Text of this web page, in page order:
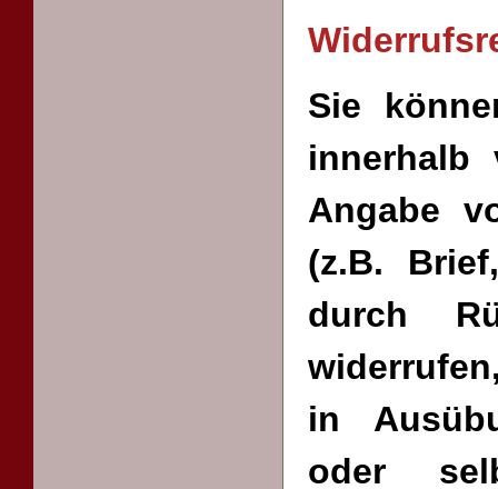
Sie
innerhalb
Angabe
(z.B.
durch
in
oder